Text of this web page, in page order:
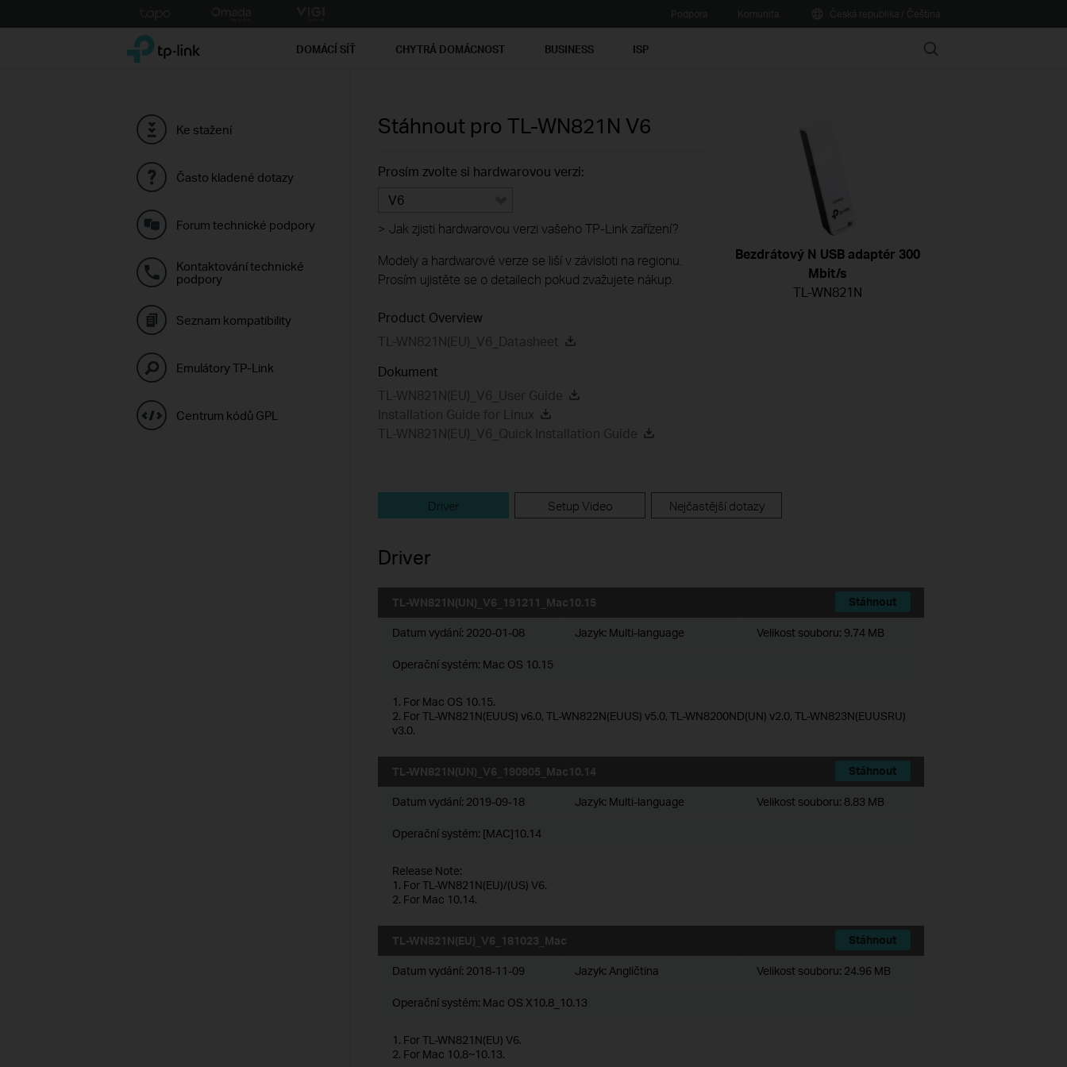
to
TP-Link, Reliably Smart DOMÁCÍ SÍŤ CHYTRÁ DOMÁCNOST BUSINESS ISP Search
Ke stažení
Často kladené dotazy
Forum technické podpory
Kontaktování technické
podpory
Seznam kompatibility
Emulátory TP-Link
Centrum kódů GPL
Stáhnout pro TL-WN821N V6
Prosím zvolte si hardwarovou verzi:
V6
> Jak zjisti hardwarovou verzi vašeho TP-Link zařízení?
Modely a hardwarové verze se liší v závisloti na regionu.
Prosím ujistěte se o detailech pokud zvažujete nákup.
Product Overview
TL-WN821N(EU)_V6_Datasheet
Dokument
TL-WN821N(EU)_V6_User Guide
Installation Guide for Linux
TL-WN821N(EU)_V6_Quick Installation Guide
Bezdrátový N USB adaptér 300
Mbit/s
TL-WN821N
Driver Setup Video Nejčastější dotazy
Driver
TL-WN821N(UN)_V6_191211_Mac10.15 Stáhnout
Datum vydání: 2020-01-08 Jazyk: Multi-language Velikost souboru: 9.74 MB
Operační systém: Mac OS 10.15
1. For Mac OS 10.15.
2. For TL-WN821N(EUUS) v6.0, TL-WN822N(EUUS) v5.0, TL-WN8200ND(UN) v2.0, TL-WN823N(EUUSRU)
v3.0.
TL-WN821N(UN)_V6_190905_Mac10.14 Stáhnout
Datum vydání: 2019-09-18 Jazyk: Multi-language Velikost souboru: 8.83 MB
Operační systém: [MAC]10.14
Release Note:
1. For TL-WN821N(EU)/(US) V6.
2. For Mac 10.14.
TL-WN821N(EU)_V6_181023_Mac Stáhnout
Datum vydání: 2018-11-09 Jazyk: Angličtina Velikost souboru: 24.96 MB
Operační systém: Mac OS X10.8_10.13
1. For TL-WN821N(EU) V6.
2. For Mac 10.8~10.13.